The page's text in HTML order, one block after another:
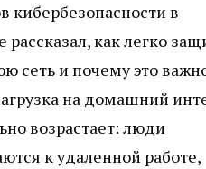
кибербезопасности в
как легко
сеть и почему это
на домашний
возрастает: люди
к удаленной работе,